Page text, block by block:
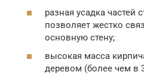
разная усадка частей
позволяет жестко
основную стену;
высокая масса
деревом (более чем в